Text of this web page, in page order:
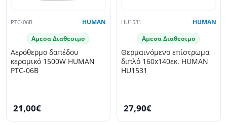
PTC-06B HUMAN
Αμεσα Διαθεσιμο
Αερόθερμο δαπέδου
κεραμικό 1500W HUMAN
PTC-06B
21,00€
HU1531 HUMAN
Αμεσα Διαθεσιμο
Θερμαινόμενο επίστρωμα
διπλό 160x140εκ. HUMAN
HU1531
27,90€